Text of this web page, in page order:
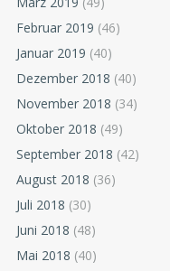
Februar 2019 (46)
Januar 2019 (40)
Dezember 2018 (40)
November 2018 (34)
Oktober 2018 (49)
September 2018 (42)
August 2018 (36)
Juli 2018 (30)
Juni 2018 (48)
Mai 2018 (40)